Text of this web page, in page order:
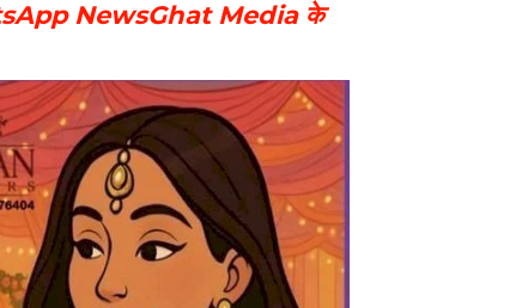
NewsGhat Media के